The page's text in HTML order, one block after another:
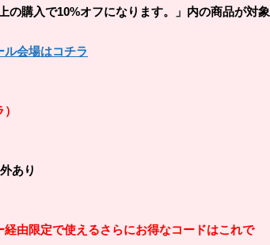
の購入で10%オフになります。」内の商品が対象
ル会場はコチラ
あり
由限定で使えるさらにお得なコードはこれで